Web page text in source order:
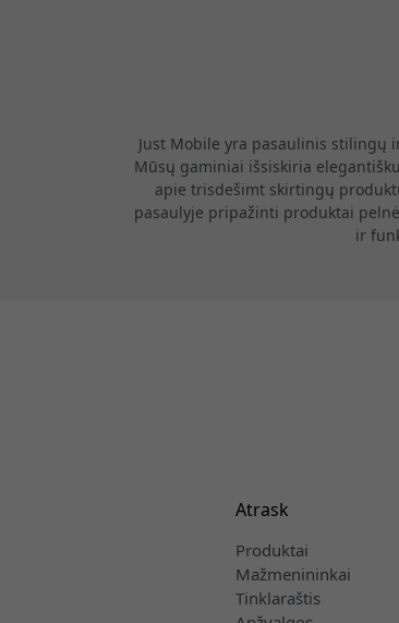
Just Mobile yra pasaulinis stilingų
Mūsų gaminiai išsiskiria
apie trisdešimt skirtingų
pasaulyje pripažinti produktai
ir
Atrask
Produktai
Mažmenininkai
Tinklaraštis